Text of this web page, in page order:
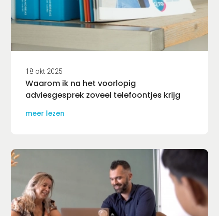
18 okt 2025
Waarom ik na het voorlopig
adviesgesprek zoveel telefoontjes krijg
meer lezen